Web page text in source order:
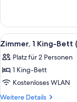
Zimmer,
2 Doppelbetten
(Waterfront)
Alle
Fotos
für
Zimmer,
1 King-
Bett
5
Zimmer, 1 King-Bett
Platz für 2 Personen
1 King-Bett
Kostenloses WLAN
Weitere Details
Weitere